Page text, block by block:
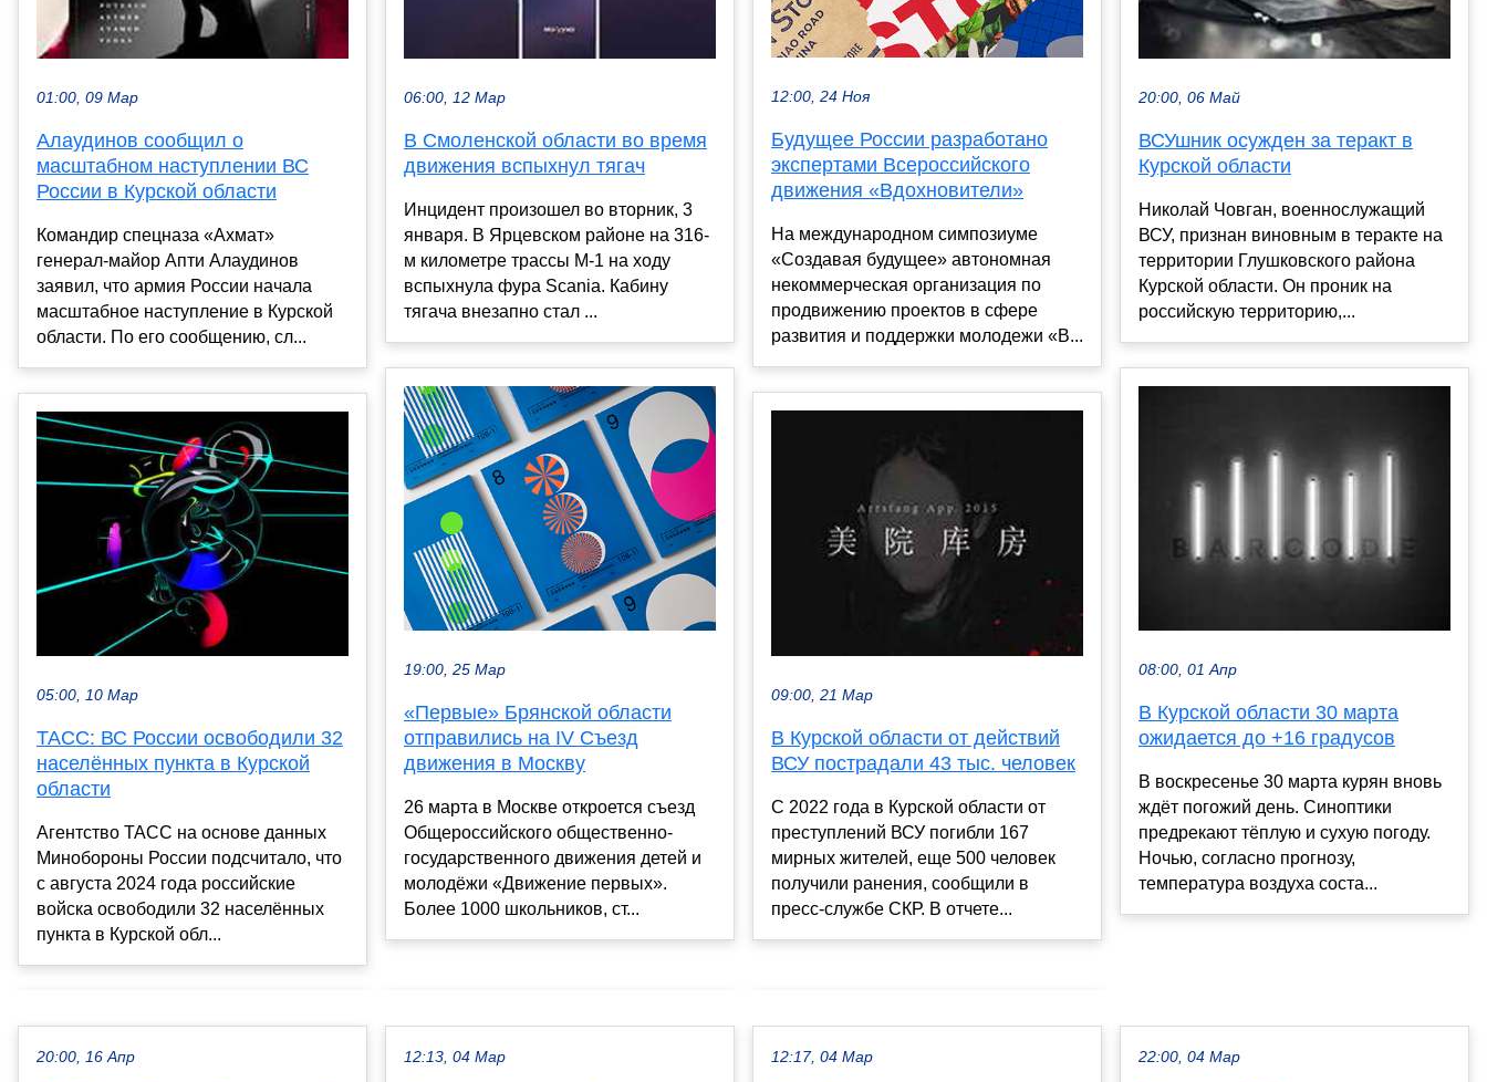
01:00, 09 Мар
Алаудинов сообщил о
масштабном наступлении ВС
России в Курской области
Командир спецназа «Ахмат»
генерал-майор Апти Алаудинов
заявил, что армия России начала
масштабное наступление в Курской
области. По его сообщению, сл...
05:00, 10 Мар
ТАСС: ВС России освободили 32
населённых пункта в Курской
области
Агентство ТАСС на основе данных
Минобороны России подсчитало, что
с августа 2024 года российские
войска освободили 32 населённых
пункта в Курской обл...
06:00, 12 Мар
В Смоленской области во время
движения вспыхнул тягач
Инцидент произошел во вторник, 3
января. В Ярцевском районе на 316-
м километре трассы М-1 на ходу
вспыхнула фура Scania. Кабину
тягача внезапно стал ...
19:00, 25 Мар
«Первые» Брянской области
отправились на IV Съезд
движения в Москву
26 марта в Москве откроется съезд
Общероссийского общественно-
государственного движения детей и
молодёжи «Движение первых».
Более 1000 школьников, ст...
12:00, 24 Ноя
Будущее России разработано
экспертами Всероссийского
движения «Вдохновители»
На международном симпозиуме
«Создавая будущее» автономная
некоммерческая организация по
продвижению проектов в сфере
развития и поддержки молодежи «В...
09:00, 21 Мар
В Курской области от действий
ВСУ пострадали 43 тыс. человек
С 2022 года в Курской области от
преступлений ВСУ погибли 167
мирных жителей, еще 500 человек
получили ранения, сообщили в
пресс-службе СКР. В отчете...
20:00, 06 Май
ВСУшник осужден за теракт в
Курской области
Николай Човган, военнослужащий
ВСУ, признан виновным в теракте на
территории Глушковского района
Курской области. Он проник на
российскую территорию,...
08:00, 01 Апр
В Курской области 30 марта
ожидается до +16 градусов
В воскресенье 30 марта курян вновь
ждёт погожий день. Синоптики
предрекают тёплую и сухую погоду.
Ночью, согласно прогнозу,
температура воздуха соста...
20:00, 16 Апр 12:13, 04 Мар 12:17, 04 Мар 22:00, 04 Мар